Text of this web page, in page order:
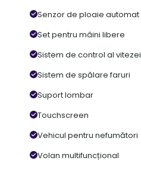
Senzor de ploaie automat
Set pentru mâini libere
Sistem de control al vitezei
Sistem de spălare faruri
Suport lombar
Touchscreen
Vehicul pentru nefumători
Volan multifuncțional